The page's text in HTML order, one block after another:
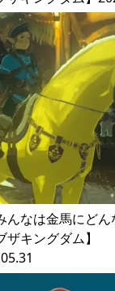
んなは金馬にど
ザキングダム】